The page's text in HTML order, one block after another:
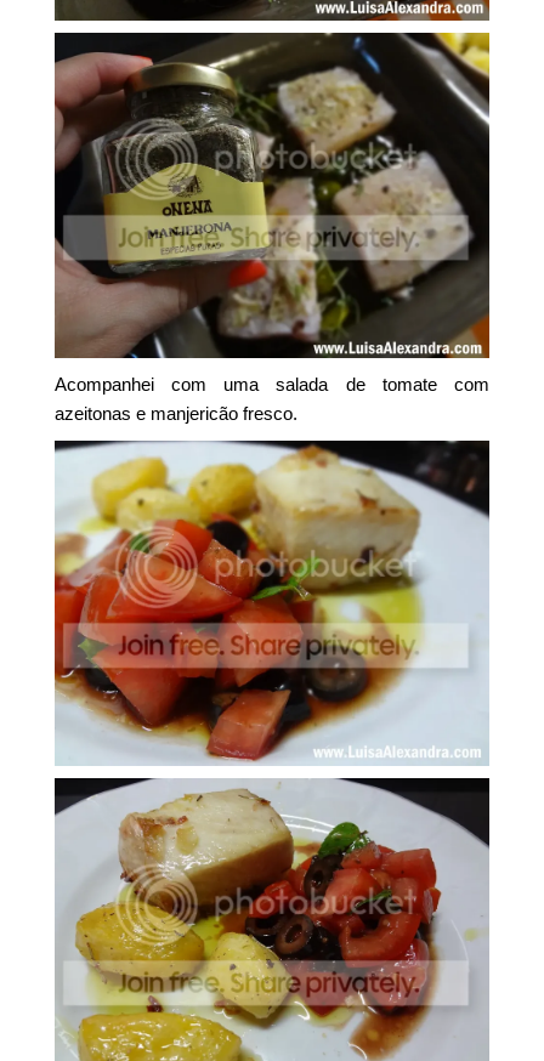
Acompanhei com uma salada de tomate com
azeitonas e manjericão fresco.